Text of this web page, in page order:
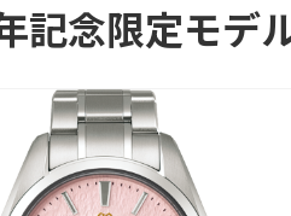
記念限定モデ